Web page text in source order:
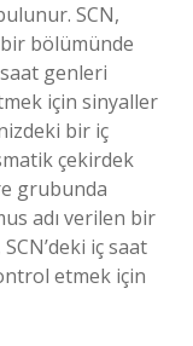
SCN,
bölümünde
genleri
için sinyaller
bir iç
çekirdek
grubunda
adı verilen bir
iç saat
etmek için